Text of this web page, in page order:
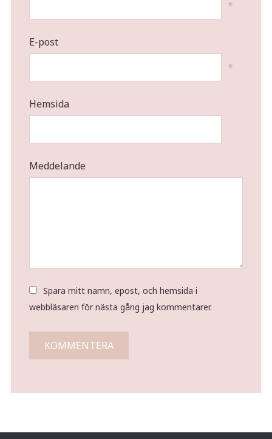
*
E-post
*
Hemsida
Meddelande
Spara mitt namn, epost, och hemsida i
webbläsaren för nästa gång jag kommentarer.